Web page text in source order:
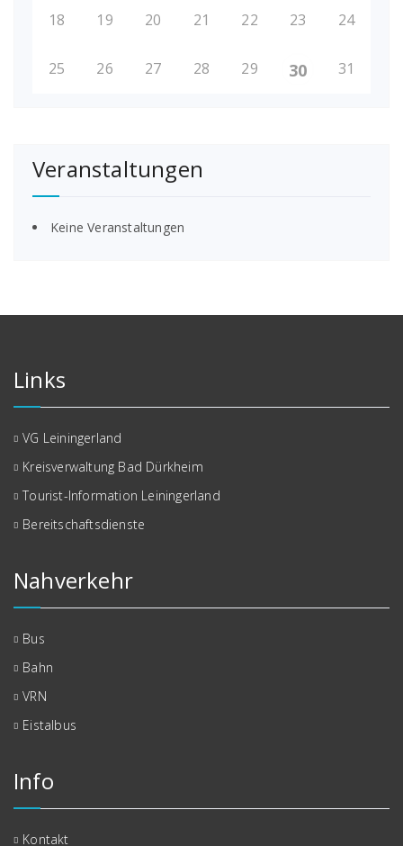
18 19 20 21 22 23 24
25 26 27 28 29 30 31
Veranstaltungen
Keine Veranstaltungen
Links
VG Leiningerland
Kreisverwaltung Bad Dürkheim
Tourist-Information Leiningerland
Bereitschaftsdienste
Nahverkehr
Bus
Bahn
VRN
Eistalbus
Info
Kontakt